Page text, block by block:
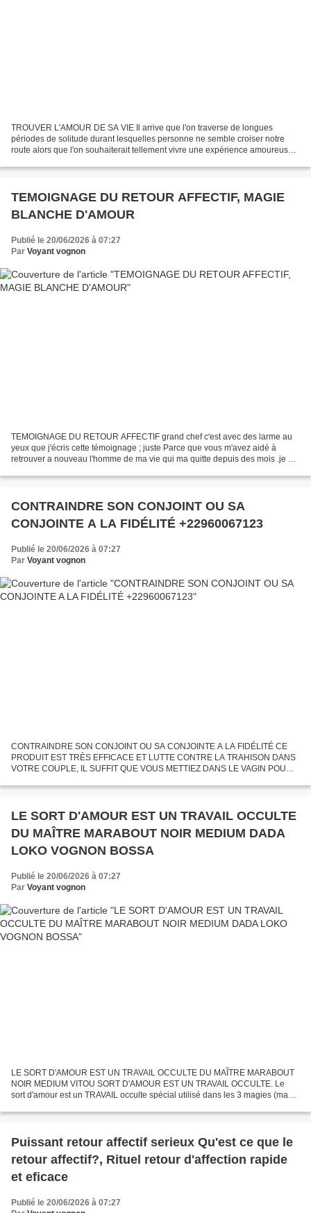
TROUVER L'AMOUR DE SA VIE Il arrive que l'on traverse de longues
périodes de solitude durant lesquelles personne ne semble croiser notre
route alors que l'on souhaiterait tellement vivre une expérience amoureuse
TEMOIGNAGE DU RETOUR AFFECTIF, MAGIE
BLANCHE D'AMOUR
Publié le 20/06/2026 à 07:27
Par Voyant vognon
TEMOIGNAGE DU RETOUR AFFECTIF grand chef c'est avec des larme au
yeux que j'écris cette témoignage ; juste Parce que vous m'avez aidé à
retrouver a nouveau l'homme de ma vie qui ma quitte depuis des mois .je me
CONTRAINDRE SON CONJOINT OU SA
CONJOINTE A LA FIDÉLITÉ +22960067123
Publié le 20/06/2026 à 07:27
Par Voyant vognon
CONTRAINDRE SON CONJOINT OU SA CONJOINTE A LA FIDÉLITÉ CE
PRODUIT EST TRÈS EFFICACE ET LUTTE CONTRE LA TRAHISON DANS
VOTRE COUPLE, IL SUFFIT QUE VOUS METTIEZ DANS LE VAGIN POUR
PLANTES MÉDICINALES...
LE SORT D'AMOUR EST UN TRAVAIL OCCULTE
DU MAÎTRE MARABOUT NOIR MEDIUM DADA
LOKO VOGNON BOSSA
Publié le 20/06/2026 à 07:27
Par Voyant vognon
LE SORT D'AMOUR EST UN TRAVAIL OCCULTE DU MAÎTRE MARABOUT
NOIR MEDIUM VITOU SORT D'AMOUR EST UN TRAVAIL OCCULTE. Le
sort d'amour est un TRAVAIL occulte spécial utilisé dans les 3 magies (magie
Puissant retour affectif serieux Qu'est ce que le
retour affectif?, Rituel retour d'affection rapide
et eficace
Publié le 20/06/2026 à 07:27